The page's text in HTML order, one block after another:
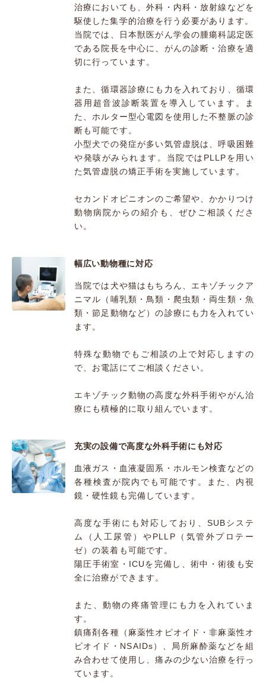
治療においても、外科・内科・放射線などを
駆使した集学的治療を行う必要があります。
当院では、日本獣医がん学会の腫瘍科認定医
である院長を中心に、がんの診断・治療を適
切に行っています。
また、循環器診療にも力を入れており、循環
器用超音波診断装置を導入しています。ま
た、ホルター型心電図を使用した不整脈の診
断も可能です。
小型犬での発症が多い気管虚脱は、呼吸困難
や発咳がみられます。当院ではPLLPを用い
た気管虚脱の矯正手術を実施しています。
セカンドオピニオンのご希望や、かかりつけ
動物病院からの紹介も、ぜひご相談くださ
い。
幅広い動物種に対応
当院では犬や猫はもちろん、エキゾチックア
ニマル（哺乳類・鳥類・爬虫類・両生類・魚
類・節足動物など）の診療にも力を入れてい
ます。
特殊な動物でもご相談の上で対応しますの
で、お電話にてご相談ください。
エキゾチック動物の高度な外科手術やがん治
療にも積極的に取り組んでいます。
充実の設備で高度な外科手術にも対応
血液ガス・血液凝固系・ホルモン検査などの
各種検査が院内でも可能です。また、内視
鏡・硬性鏡も完備しています。
高度な手術にも対応しており、SUBシステ
ム（人工尿管）やPLLP（気管外プロテー
ゼ）の装着も可能です。
陽圧手術室・ICUを完備し、術中・術後も安
全に治療ができます。
また、動物の疼痛管理にも力を入れていま
す。
鎮痛剤各種（麻薬性オピオイド・非麻薬性オ
ピオイド・NSAIDs）、局所麻酔薬などを組
み合わせて使用し、痛みの少ない治療を行っ
ています。